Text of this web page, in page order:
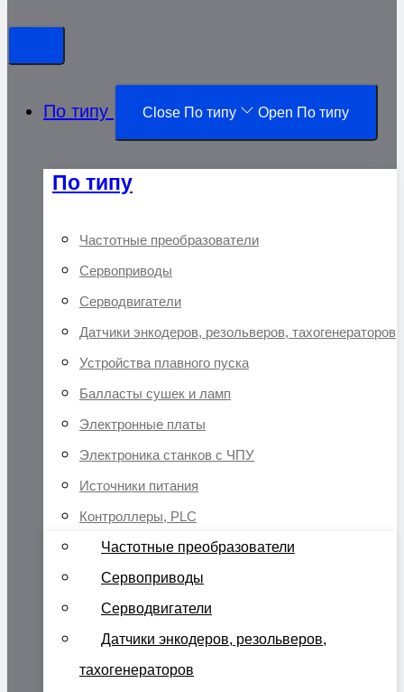
По типу Close По типу Open По типу
По типу
Частотные преобразователи
Сервоприводы
Серводвигатели
Датчики энкодеров, резольверов, тахогенераторов
Устройства плавного пуска
Балласты сушек и ламп
Электронные платы
Электроника станков с ЧПУ
Источники питания
Контроллеры, PLC
Частотные преобразователи
Сервоприводы
Серводвигатели
Датчики энкодеров, резольверов,
тахогенераторов